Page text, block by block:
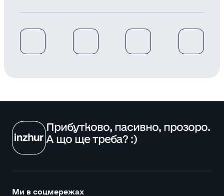
Прибутково, пасивно, прозоро.
А що ще треба? :)
Ми в соцмережах